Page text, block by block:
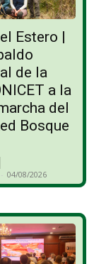
Estero |
de la
a la
del
Bosque
- 04/08/2026